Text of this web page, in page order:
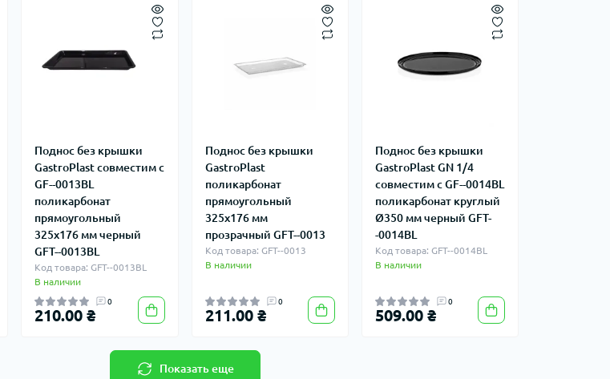
Поднос без крышки
GastroPlast совместим с
GF--0013BL
поликарбонат
прямоугольный
325х176 мм черный
GFT--0013BL
Код товара: GFT--0013BL
В наличии
0
210.00 ₴
Поднос без крышки
GastroPlast
поликарбонат
прямоугольный
325х176 мм
прозрачный GFT--0013
Код товара: GFT--0013
В наличии
0
211.00 ₴
Поднос без крышки
GastroPlast GN 1/4
совместим с GF--0014BL
поликарбонат круглый
Ø350 мм черный GFT-
-0014BL
Код товара: GFT--0014BL
В наличии
0
509.00 ₴
Показать еще